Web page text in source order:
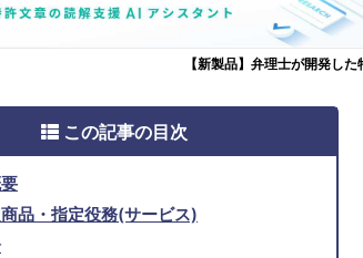
【新製品】弁理士が開発し
この記事の目次
品・指定役務(サービス)